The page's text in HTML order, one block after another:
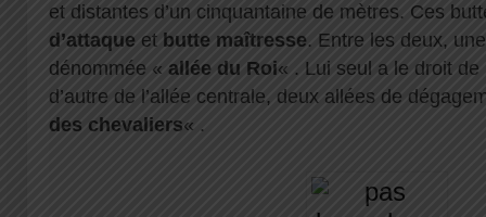
et distantes d’un cinquantaine de mètres. Ces
d’attaque et butte maîtresse. Entre les deux,
dénommée « allée du Roi« . Lui seul a le droit de
d’autre de l’allée centrale, deux allées de
des chevaliers« .